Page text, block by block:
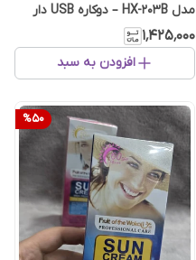
مدل HX-203B – دوکاره USB دار
۱٬۴۲۵٬۰۰۰
افزودن به سبد
%50